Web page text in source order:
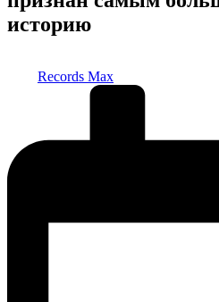
историю
Records Max